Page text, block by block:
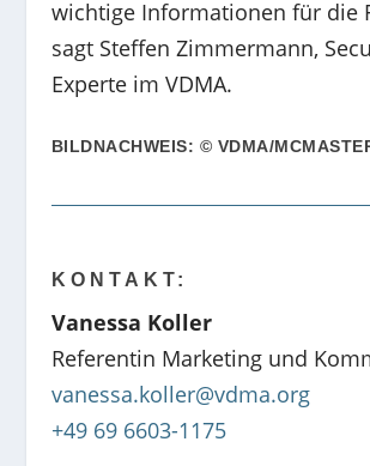
wichtige Informationen für die
sagt Steffen Zimmermann,
Experte im VDMA.
BILDNACHWEIS: © VDMA/
KONTAKT:
Vanessa Koller
Referentin Marketing und
vanessa.koller@vdma.org
+49 69 6603-1175